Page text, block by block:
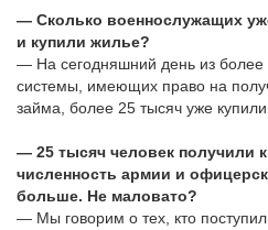
— Сколько военнослужащих
и купили жилье?
— На сегодняшний день из более
системы, имеющих право на
займа, более 25 тысяч уже купили
— 25 тысяч человек получили
численность армии и
больше. Не маловато?
— Мы говорим о тех, кто